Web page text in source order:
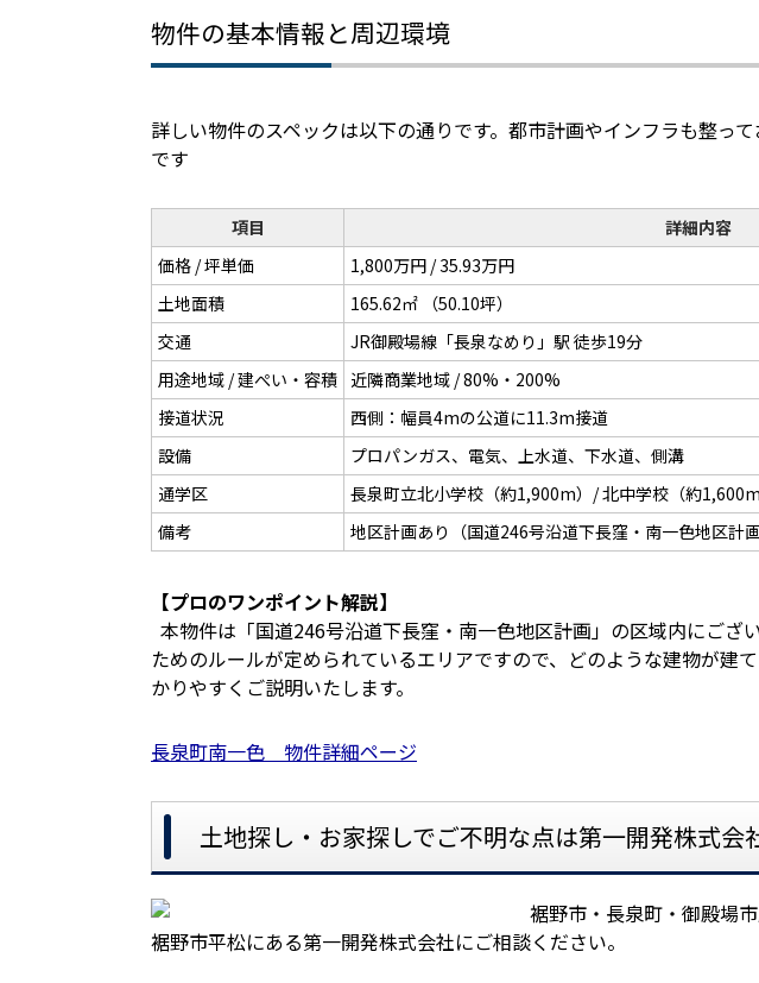
物件の基本情報と周辺環境
詳しい物件のスペックは以下の通りです。都市計画やインフラも整っ
です
項目
詳細内容
価格 / 坪単価
1,800万円 / 35.93万円
土地面積
165.62㎡ （50.10坪）
交通
JR御殿場線「長泉なめり」駅 徒歩19分
用途地域 / 建ぺい・容積 近隣商業地域 / 80%・200%
接道状況
西側：幅員4mの公道に11.3m接道
設備
プロパンガス、電気、上水道、下水道、側溝
通学区
長泉町立北小学校（約1,900m）/ 北中学校（約1,600m
備考
地区計画あり（国道246号沿道下長窪・南一色地区計
【プロのワンポイント解説】
本物件は「国道246号沿道下長窪・南一色地区計画」の区域内にござ
ためのルールが定められているエリアですので、どのような建物が建
かりやすくご説明いたします。
長泉町南一色 物件詳細ページ
土地探し・お家探しでご不明な点は第一開発株式会
裾野市・長泉町・御殿場
裾野市平松にある第一開発株式会社にご相談ください。